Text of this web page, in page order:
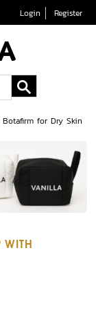
Login Register
for Dry Skin